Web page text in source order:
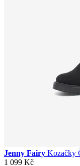
Jenny Fairy Kozačky
1 099 Kč